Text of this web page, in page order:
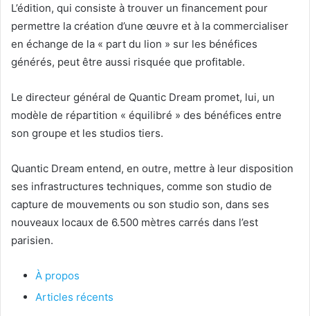
L’édition, qui consiste à trouver un financement pour
permettre la création d’une œuvre et à la commercialiser
en échange de la « part du lion » sur les bénéfices
générés, peut être aussi risquée que profitable.
Le directeur général de Quantic Dream promet, lui, un
modèle de répartition « équilibré » des bénéfices entre
son groupe et les studios tiers.
Quantic Dream entend, en outre, mettre à leur disposition
ses infrastructures techniques, comme son studio de
capture de mouvements ou son studio son, dans ses
nouveaux locaux de 6.500 mètres carrés dans l’est
parisien.
À propos
Articles récents